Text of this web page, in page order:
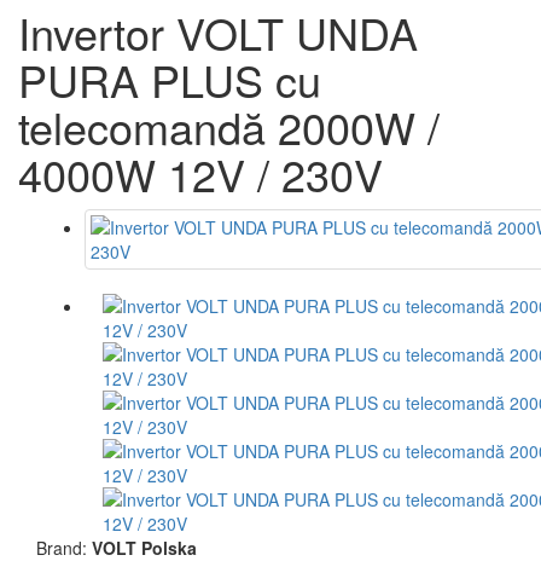
Invertor VOLT UNDA
PURA PLUS cu
telecomandă 2000W /
4000W 12V / 230V
Brand: VOLT Polska